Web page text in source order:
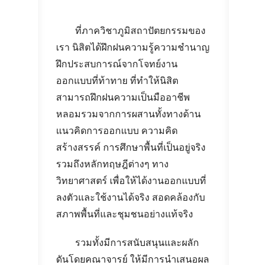
ที่ภาควิชาภูมิสถาปัตยกรรมของ
เรา นิสิตได้ฝึกฝนความรู้ความชำนาญ
ฝึกประสบการณ์จากโจทย์งาน
ออกแบบที่ท้าทาย ที่ทำให้นิสิต
สามารถฝึกฝนความเป็นมืออาชีพ
หลอมรวมจากการผสานทั้งทางด้าน
แนวคิดการออกแบบ ความคิด
สร้างสรรค์ การศึกษาพื้นที่เป็นอยู่จริง
รวมถึงหลักทฤษฎีต่างๆ ทาง
วิทยาศาสตร์ เพื่อให้ได้งานออกแบบที่
ลงตัวและใช้งานได้จริง สอดคล้องกับ
สภาพพื้นที่และชุมชนอย่างแท้จริง
รวมทั้งมีการสนับสนุนและผลัก
ดันโดยคณาจารย์ ให้มีการนำเสนอผล